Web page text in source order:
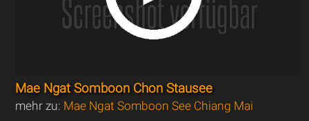
Mae Ngat Somboon Chon Stausee
mehr zu: Mae Ngat Somboon See Chiang Mai